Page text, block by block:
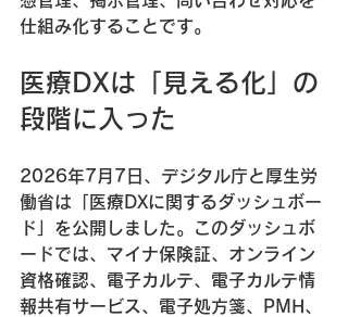
仕組み化することです。
医療DXは「見える化」の
段階に入った
2026年7月7日、デジタル庁と厚生労
働省は「医療DXに関するダッシュボー
ド」を公開しました。このダッシュボ
ードでは、マイナ保険証、オンライン
資格確認、電子カルテ、電子カルテ情
報共有サービス、電子処方箋、PMH、